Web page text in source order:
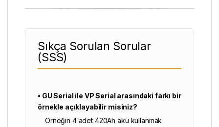
Sıkça Sorulan Sorular
(SSS)
• GU Serial ile VP Serial arasındaki farkı bir
örnekle açıklayabilir misiniz?
Örneğin 4 adet 420Ah akü kullanmak